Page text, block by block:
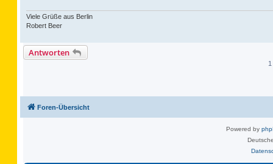
Viele Grüße aus Berlin
Robert Beer
Antworten
Foren-Übersicht
Powered by